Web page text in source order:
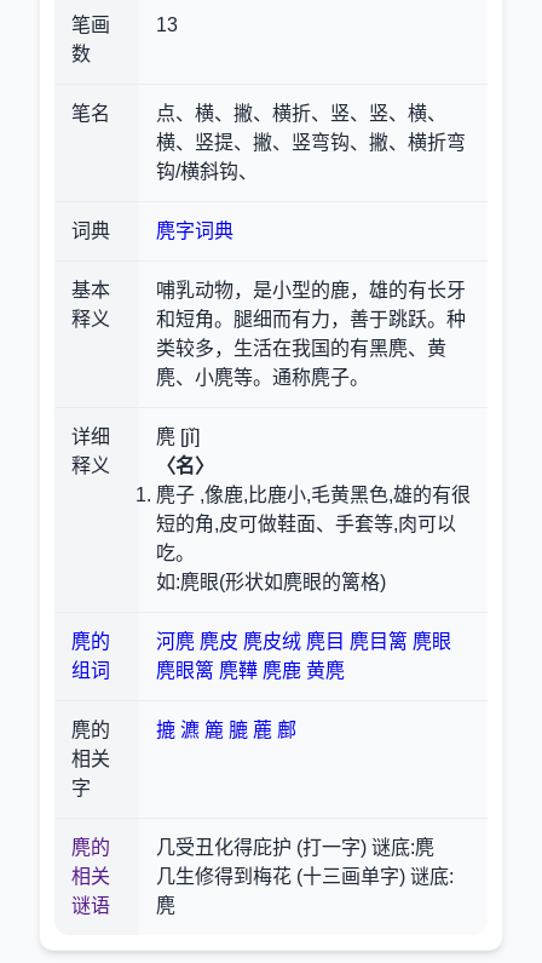
笔画
数
13
笔名
点、横、撇、横折、竖、竖、横、
横、竖提、撇、竖弯钩、撇、横折弯
钩/横斜钩、
词典 麂字词典
基本
释义
哺乳动物，是小型的鹿，雄的有长牙
和短角。腿细而有力，善于跳跃。种
类较多，生活在我国的有黑麂、黄
麂、小麂等。通称麂子。
详细
释义
麂 [jǐ]
〈名〉
麂子 ,像鹿,比鹿小,毛黄黑色,雄的有很
短的角,皮可做鞋面、手套等,肉可以
吃。
如:麂眼(形状如麂眼的篱格)
麂的
组词
河麂 麂皮 麂皮绒 麂目 麂目篱 麂眼
麂眼篱 麂鞾 麂鹿 黄麂
麂的
相关
字
摝 瀌 簏 膔 蔍 鄜
麂的
相关
谜语
几受丑化得庇护 (打一字) 谜底:麂
几生修得到梅花 (十三画单字) 谜底:
麂